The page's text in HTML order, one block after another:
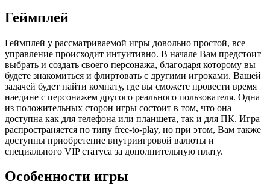
Геймплей
Геймплей у рассматриваемой игры довольно простой, все
управление происходит интуитивно. В начале Вам предстоит
выбрать и создать своего персонажа, благодаря которому вы
будете знакомиться и флиртовать с другими игроками. Вашей
задачей будет найти комнату, где вы сможете провести время
наедине с персонажем другого реального пользователя. Одна
из положительных сторон игры состоит в том, что она
доступна как для телефона или планшета, так и для ПК. Игра
распространяется по типу free-to-play, но при этом, Вам также
доступны приобретение внутриигровой валюты и
специального VIP статуса за дополнительную плату.
Особенности игры